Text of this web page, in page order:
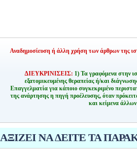
Αναδημοσίευση ή άλλη χρήση των άρθρων της
ΔΙΕΥΚΡΙΝΙΣΕΙΣ: 1) Τα γραφόμενα στην
εξατομικευμένης θεραπείας ή/και
Επαγγελματία για κάποιο συγκεκριμένο
της ανάρτησης η πηγή προέλευσης, όταν
και κείμενα
ΑΞΙΖΕΙ ΝΑ ΔΕΙΤΕ ΤΑ